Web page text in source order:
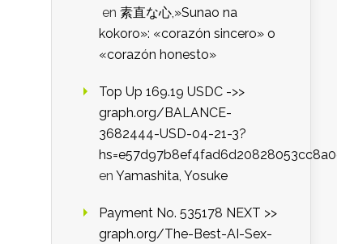
en 素直な心,»Sunao na
kokoro»: «corazón sincero» o
«corazón honesto»
Top Up 169.19 USDC ->>
graph.org/BALANCE-
3682444-USD-04-21-3?
en Yamashita, Yosuke
Payment No. 535178 NEXT >>
graph.org/The-Best-AI-Sex-